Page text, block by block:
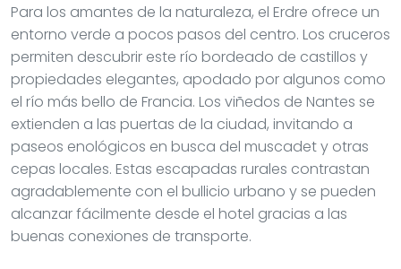
Para los amantes de la naturaleza, el Erdre ofrece un
entorno verde a pocos pasos del centro. Los cruceros
permiten descubrir este río bordeado de castillos y
propiedades elegantes, apodado por algunos como
el río más bello de Francia. Los viñedos de Nantes se
extienden a las puertas de la ciudad, invitando a
paseos enológicos en busca del muscadet y otras
cepas locales. Estas escapadas rurales contrastan
agradablemente con el bullicio urbano y se pueden
alcanzar fácilmente desde el hotel gracias a las
buenas conexiones de transporte.